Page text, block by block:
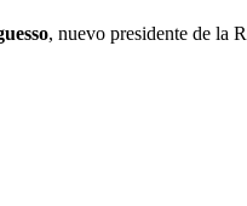
, nuevo presidente de la